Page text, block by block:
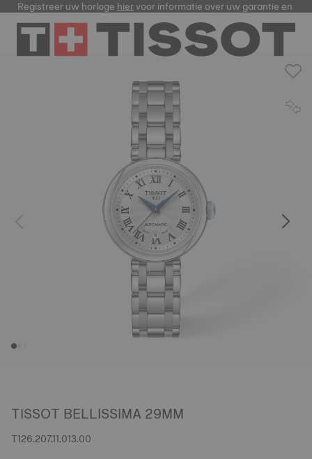
Registreer uw horlogehiervoor informatie over uw garantie en
TISSOT BELLISSIMA 29MM
T126.207.11.013.00